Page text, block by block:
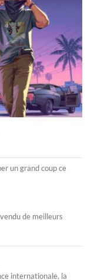
un grand coup ce
de meilleurs
internationale, la